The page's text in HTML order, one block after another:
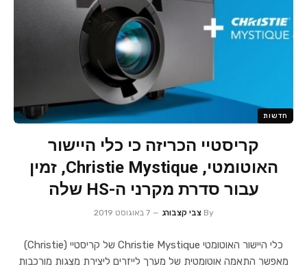
חדשות
קריסטיי הכריזה כי כלי היישור
האוטומטי, Christie Mystique, זמין
עבור סדרת מקרני ה-HS שלה
By צבי קצבורג 7 באוגוסט 2019
כלי היישור האוטומטי Christie Mystique של קריסטיי (Christie)
מאפשר התאמה אוטומטית של מערך לייזרים ליצירת מצגות מורכבות